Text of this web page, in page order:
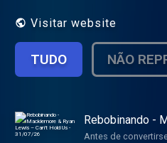
Visitar website
TUDO NÃO
Rebobinando -
Lewis – Can't
Antes de